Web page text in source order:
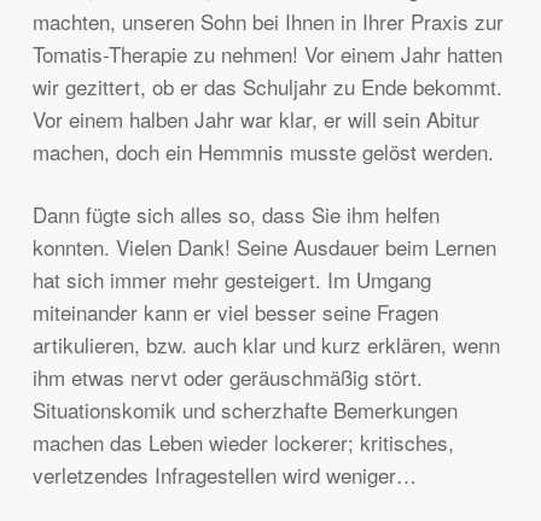
machten, unseren Sohn bei Ihnen in Ihrer Praxis zur
Tomatis-Therapie zu nehmen! Vor einem Jahr hatten
wir gezittert, ob er das Schuljahr zu Ende bekommt.
Vor einem halben Jahr war klar, er will sein Abitur
machen, doch ein Hemmnis musste gelöst werden.
Dann fügte sich alles so, dass Sie ihm helfen
konnten. Vielen Dank! Seine Ausdauer beim Lernen
hat sich immer mehr gesteigert. Im Umgang
miteinander kann er viel besser seine Fragen
artikulieren, bzw. auch klar und kurz erklären, wenn
ihm etwas nervt oder geräuschmäßig stört.
Situationskomik und scherzhafte Bemerkungen
machen das Leben wieder lockerer; kritisches,
verletzendes Infragestellen wird weniger…